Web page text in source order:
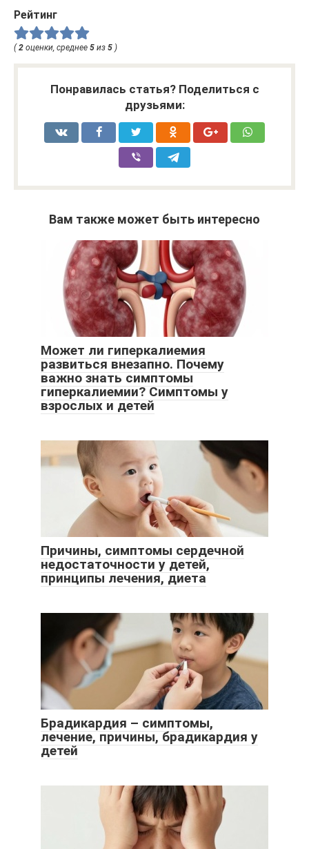
Рейтинг
(2 оценки, среднее 5 из 5 )
Понравилась статья? Поделиться с
друзьями:
Вам также может быть интересно
Может ли гиперкалиемия
развиться внезапно. Почему
важно знать симптомы
гиперкалиемии? Симптомы у
взрослых и детей
Причины, симптомы сердечной
недостаточности у детей,
принципы лечения, диета
Брадикардия – симптомы,
лечение, причины, брадикардия у
детей